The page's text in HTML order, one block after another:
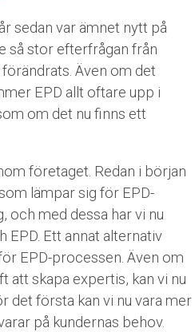
sedan var ämnet nytt på
så stor efterfrågan från
Även om det
EPD allt oftare upp i
om det nu finns ett
företaget. Redan i början
lämpar sig för EPD-
och med dessa har vi nu
EPD. Ett annat alternativ
EPD-processen. Även om
att skapa expertis, kan vi nu
det första kan vi nu vara mer
på kundernas behov.